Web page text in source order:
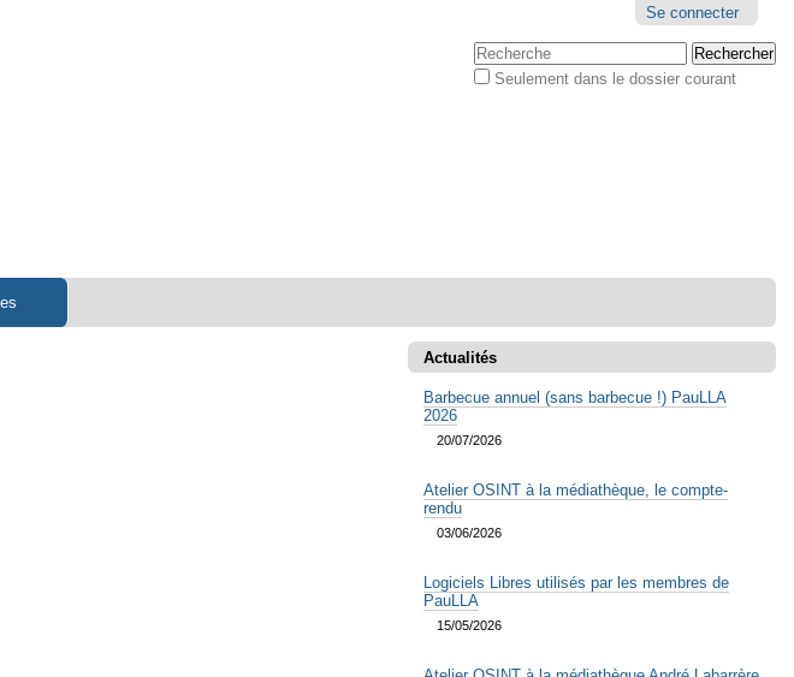
personnels
Se connecter
Chercher par
Seulement dans le dossier courant
Actualités
Barbecue annuel (sans barbecue !) PauLLA
2026
20/07/2026
Atelier OSINT à la médiathèque, le compte-
rendu
03/06/2026
Logiciels Libres utilisés par les membres de
PauLLA
15/05/2026